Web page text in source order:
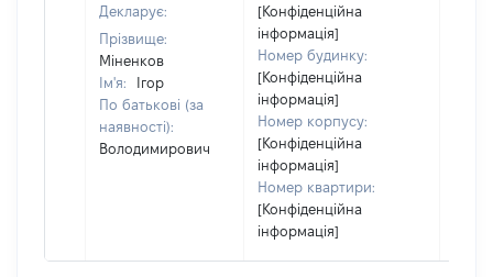
Декларує:
Прізвище:
Міненков
Ім'я:
Ігор
По батькові (за
наявності):
Володимирович
[Конфіденційна
інформація]
Номер будинку:
[Конфіденційна
інформація]
Номер корпусу:
[Конфіденційна
інформація]
Номер квартири:
[Конфіденційна
інформація]